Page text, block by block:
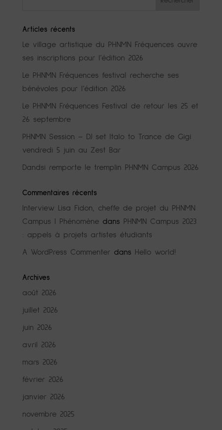
Articles récents
Le village artistique du PHNMN Fréquences ouvre
ses inscriptions pour l’édition 2026
Le PHNMN Fréquences festival recherche ses
bénévoles pour l’édition 2026
Le PHNMN Fréquences Festival de retour les 25 et
26 septembre
PHNMN Session – DJ set Italo to Trance de Gigi
vendredi 5 juin au Zest Bar
Dandsi remporte le tremplin PHNMN Campus 2026
Commentaires récents
Interview Lisa Fidon, cheffe de projet du PHNMN
Campus | Phénomènedans PHNMN Campus 2023
: appels à projets artistes étudiants
A WordPress Commenter dans Hello world!
Archives
août 2026
juillet 2026
juin 2026
avril 2026
mars 2026
février 2026
janvier 2026
novembre 2025